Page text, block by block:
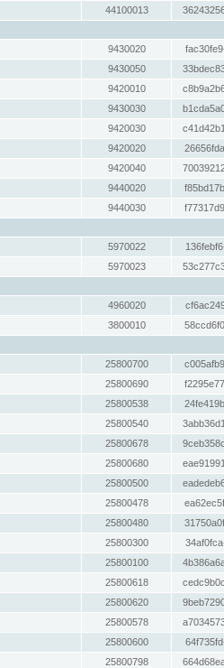
44100013
9430020
9430050
9420010
9430030
9420030
9420020
9420040
9440020
9440030
5970022
5970023
4960020
3800010
25800700
25800690
25800538
25800540
25800678
25800680
25800500
25800478
25800480
25800300
25800100
25800618
25800620
25800578
25800600
25800798